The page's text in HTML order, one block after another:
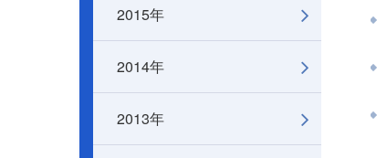
2015年
2014年
2013年